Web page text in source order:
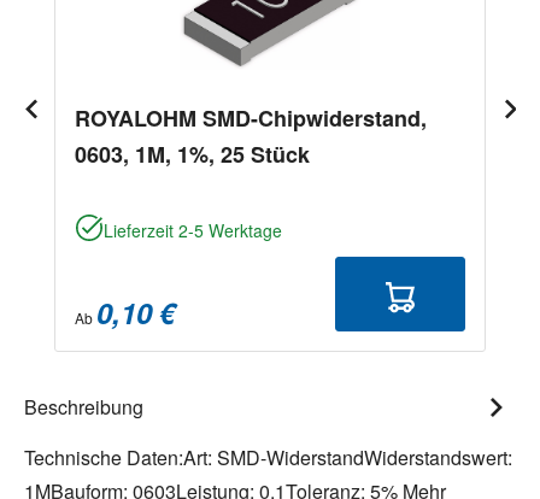
ROYALOHM SMD-Chipwiderstand,
0603, 1M, 1%, 25 Stück
Lieferzeit 2-5 Werktage
Ab 0,10 €
Beschreibung
Technische Daten:Art: SMD-WiderstandWiderstandswert:
1MBauform: 0603Leistung: 0,1Toleranz: 5% Mehr